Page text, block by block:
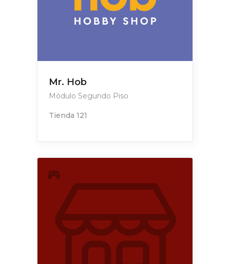
Mr. Hob
Módulo Segundo Piso
Tienda 121